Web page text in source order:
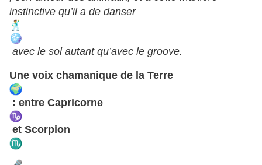
instinctive qu’il a de danser
avec le sol autant qu’avec le groove.
Une voix chamanique de la Terre
: entre Capricorne
et Scorpion